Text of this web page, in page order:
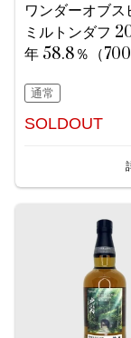
ワンダーオブス
ミルトンダフ
年 58.8％（
通常
SOLDOUT